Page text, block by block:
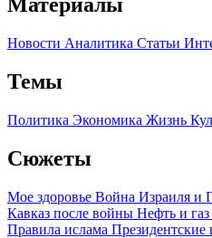
Новости Аналитика Статьи
Темы
Политика Экономика Жизнь
Сюжеты
Мое здоровье Война Израиля и
Кавказ после войны Нефть и газ
Правила ислама